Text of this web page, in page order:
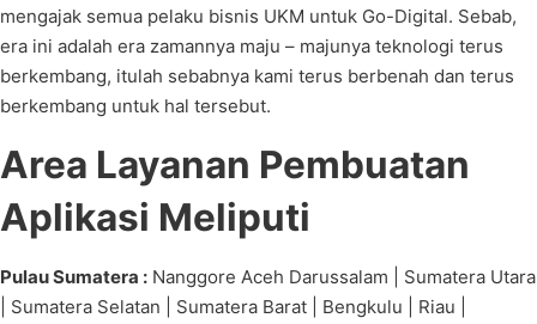
mengajak semua pelaku bisnis UKM untuk Go-Digital. Sebab,
era ini adalah era zamannya maju – majunya teknologi terus
berkembang, itulah sebabnya kami terus berbenah dan terus
berkembang untuk hal tersebut.
Area Layanan Pembuatan
Aplikasi Meliputi
Pulau Sumatera : Nanggore Aceh Darussalam | Sumatera Utara
| Sumatera Selatan | Sumatera Barat | Bengkulu | Riau |